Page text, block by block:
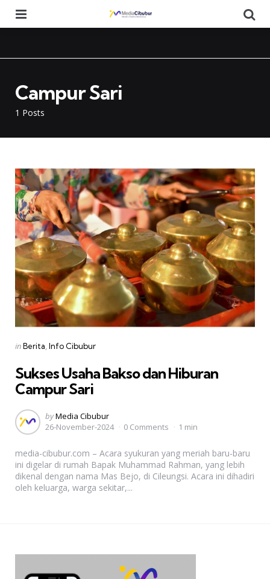
1 Posts
Campur Sari
Categories
Posted
inBerita Info Cibubur
Sukses Usaha Bakso dan Hiburan
Campur Sari
Posted
by
byMedia Cibubur
26-November-2024
0 Comments 1 min
media-cibubur.com – Acara syukuran yang meriah baru-baru
ini digelar di rumah Bapak Muhammad Rahman, yang lebih
dikenal dengan nama Mas Bejo, di Cileungsi. Acara ini dihadiri
oleh keluarga, warga sekitar,...